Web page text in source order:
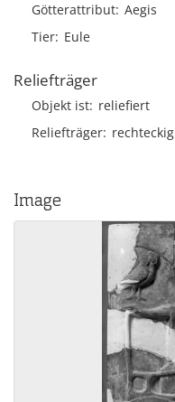
Götterattribut Aegis
Tier Eule
Reliefträger
Objekt ist reliefiert
Reliefträger rechteckig
Image